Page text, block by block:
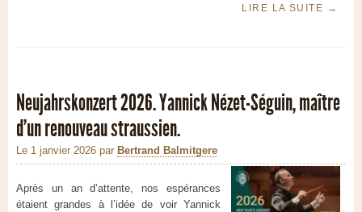
LIRE LA SUITE →
Neujahrskonzert 2026. Yannick Nézet-Séguin, maître
d’un renouveau straussien.
Le 1 janvier 2026 par Bertrand Balmitgere
Après un an d’attente, nos espérances
étaient grandes à l’idée de voir Yannick